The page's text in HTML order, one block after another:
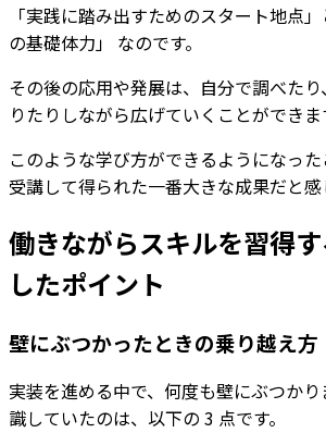
「実践に踏み出すためのスタート地点
の基礎体力」 なのです。
その後の応用や発展は、自分で調べた
りたりしながら広げていくことができま
このような学び方ができるようになっ
受講して得られた一番大きな成果だと感
働きながらスキルを習得
したポイント
壁にぶつかったときの乗り越え方
実装を進める中で、何度も壁にぶつか
識していたのは、以下の 3 点です。